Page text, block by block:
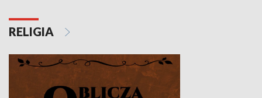
RELIGIA